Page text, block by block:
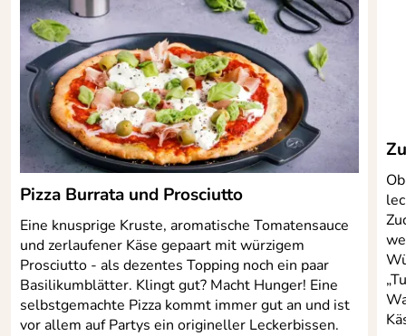
Glattschliff versehen. Griff aus verchromtem Zamak.
Hersteller: Koriolis GmbH, Haller Straße 1, 74541
Vellberg, contact@deejo.de
Farbe:
Titan Grau
Lieferumfang:
geliefert in einer weißen
Geschenkverpackung
Serie:
Tafelmesser
Material:
2CR14 + Griff aus Chrom
Spülmaschinen
geeignet:
Nein
Pizza Burrata und Prosciutto
Eine knusprige Kruste, aromatische Tomatensauce
und zerlaufener Käse gepaart mit würzigem
Prosciutto - als dezentes Topping noch ein paar
Basilikumblätter. Klingt gut? Macht Hunger! Eine
selbstgemachte Pizza kommt immer gut an und ist
vor allem auf Partys ein origineller Leckerbissen.